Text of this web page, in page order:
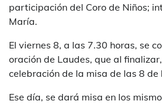
participación del Coro de Niños;
María.
El viernes 8, a las 7.30 horas, se
oración de Laudes, que al
celebración de la misa de las 8 de
Ese día, se dará misa en los